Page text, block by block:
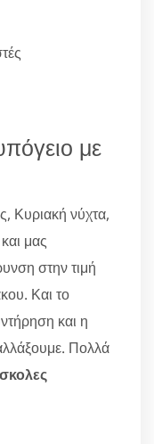
με
Κυριακή νύχτα,
μας
στην τιμή
Και το
και η
Πολλά